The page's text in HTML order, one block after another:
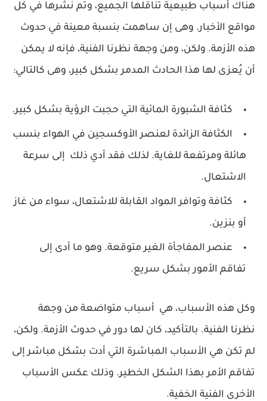
هناك أسباب طبيعية تناقلها الجميع، وتم نشرها في كل
مواقع الأخبار. وهى إن ساهمت بنسبة معينة في حدوث
هذه الأزمة. ولكن، ومن وجهة نظرنا الفنية، فإنه لا يمكن
أن يُعزى لها هذا الحادث المدمر بشكل كبير، وهى كالتالي:
كثافة الشبورة المائية التي حجبت الرؤية بشكل كبير.
الكثافة الزائدة لعنصر الأوكسجين في الهواء بنسب
هائلة ومرتفعة للغاية. لذلك فقد أدي ذلك إلى سرعة
الاشتعال.
كثافة وتوافر المواد القابلة للاشتعال، سواء من غاز
أو بنزين.
عنصر المفاجأة الغير متوقعة. وهو ما أدى إلى
تفاقم الأمور بشكل سريع.
وكل هذه الأسباب، هي أسباب متواضعة من وجهة
نظرنا الفنية. بالتأكيد، كان لها دور في حدوث الأزمة. ولكن،
لم تكن هي الأسباب المباشرة التي أدت بشكل مباشر إلى
تفاقم الأمر بهذا الشكل الخطير. وذلك عكس الأسباب
الأخرى الفنية الخفية.